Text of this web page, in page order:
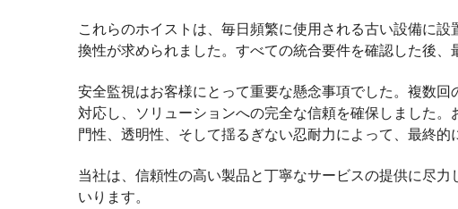
これらのホイストは、毎日頻繁に使用される古い設備に
換性が求められました。すべての統合要件を確認した後
安全監視はお客様にとって重要な懸念事項でした。複数
対応し、ソリューションへの完全な信頼を確保しました
門性、透明性、そして揺るぎない忍耐力によって、最終的
当社は、信頼性の高い製品と丁寧なサービスの提供に尽
いります。